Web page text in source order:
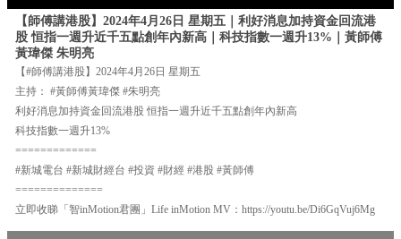
【師傅講港股】2024年4月26日 星期五｜利好消息加持資金回流港
股 恒指一週升近千五點創年內新高｜科技指數一週升13%｜黃師傅
黃瑋傑 朱明亮
【#師傅講港股】2024年4月26日 星期五
主持： #黃師傅黃瑋傑 #朱明亮
利好消息加持資金回流港股 恒指一週升近千五點創年內新高
科技指數一週升13%
=============
#新城電台 #新城財經台 #投資 #財經 #港股 #黃師傅
==============
立即收睇「智inMotion君團」Life inMotion MV：https://youtu.be/Di6GqVuj6Mg